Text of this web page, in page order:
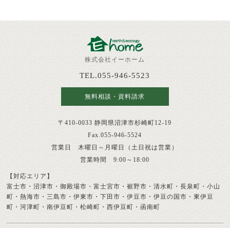
株式会社イーホーム
TEL.055-946-5523
無料相談・資料請求
〒410-0033 静岡県沼津市杉崎町12-19
Fax.055-946-5524
営業日 木曜日～月曜日（土日祝は営業）
営業時間 9:00～18:00
【対応エリア】
富士市・沼津市・御殿場市・富士宮市・裾野市・清水町・長泉町・小山
町・熱海市・三島市・伊東市・下田市・伊豆市・伊豆の国市・東伊豆
町・河津町・南伊豆町・松崎町・西伊豆町・函南町